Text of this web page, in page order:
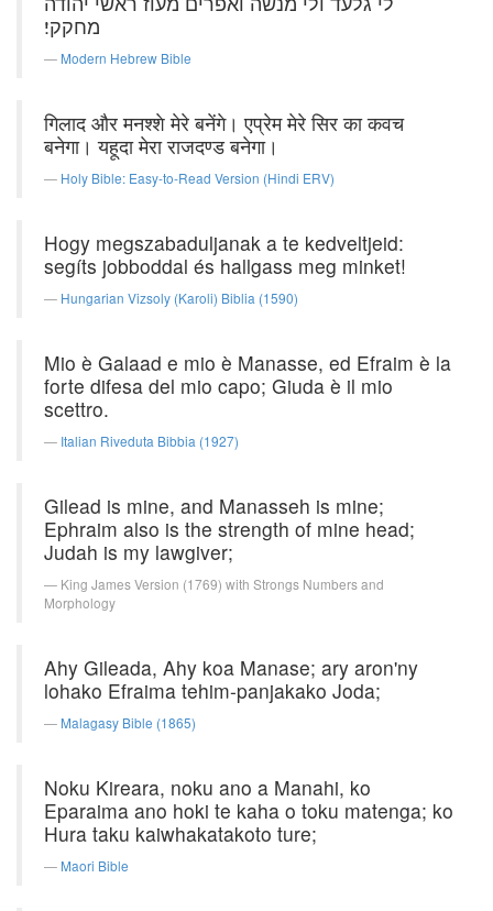
מחקקי׃
Modern Hebrew Bible
गिलाद और मनश्शे मेरे बनेंगे। एप्रेम मेरे सिर का कवच
बनेगा। यहूदा मेरा राजदण्ड बनेगा।
Holy Bible: Easy-to-Read Version (Hindi ERV)
Hogy megszabaduljanak a te kedveltjeid:
segíts jobboddal és hallgass meg minket!
Hungarian Vizsoly (Karoli) Biblia (1590)
Mio è Galaad e mio è Manasse, ed Efraim è la
forte difesa del mio capo; Giuda è il mio
scettro.
Italian Riveduta Bibbia (1927)
Gilead is mine, and Manasseh is mine;
Ephraim also is the strength of mine head;
Judah is my lawgiver;
King James Version (1769) with Strongs Numbers and
Morphology
Ahy Gileada, Ahy koa Manase; ary aron'ny
lohako Efraima tehim-panjakako Joda;
Malagasy Bible (1865)
Noku Kireara, noku ano a Manahi, ko
Eparaima ano hoki te kaha o toku matenga; ko
Hura taku kaiwhakatakoto ture;
Maori Bible